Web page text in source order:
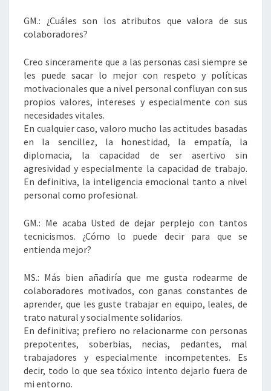
GM.: ¿Cuáles son los atributos que valora de sus
colaboradores?
Creo sinceramente que a las personas casi siempre se
les puede sacar lo mejor con respeto y políticas
motivacionales que a nivel personal confluyan con sus
propios valores, intereses y especialmente con sus
necesidades vitales.
En cualquier caso, valoro mucho las actitudes basadas
en la sencillez, la honestidad, la empatía, la
diplomacia, la capacidad de ser asertivo sin
agresividad y especialmente la capacidad de trabajo.
En definitiva, la inteligencia emocional tanto a nivel
personal como profesional.
GM.: Me acaba Usted de dejar perplejo con tantos
tecnicismos. ¿Cómo lo puede decir para que se
entienda mejor?
MS.: Más bien añadiría que me gusta rodearme de
colaboradores motivados, con ganas constantes de
aprender, que les guste trabajar en equipo, leales, de
trato natural y socialmente solidarios.
En definitiva; prefiero no relacionarme con personas
prepotentes, soberbias, necias, pedantes, mal
trabajadores y especialmente incompetentes. Es
decir, todo lo que sea tóxico intento dejarlo fuera de
mi entorno.